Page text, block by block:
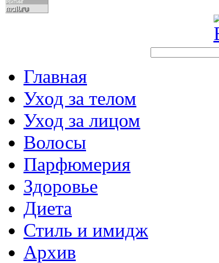
Главная
Уход за телом
Уход за лицом
Волосы
Парфюмерия
Здоровье
Диета
Стиль и имидж
Архив